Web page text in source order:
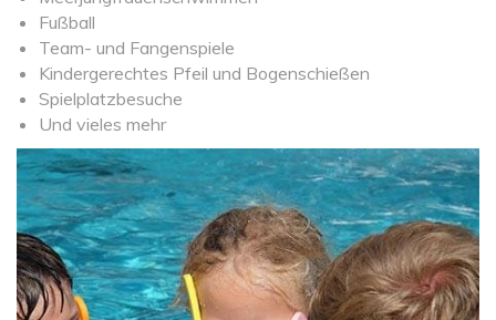
Fußball
Team- und Fangenspiele
Kindergerechtes Pfeil und Bogenschießen
Spielplatzbesuche
Und vieles mehr